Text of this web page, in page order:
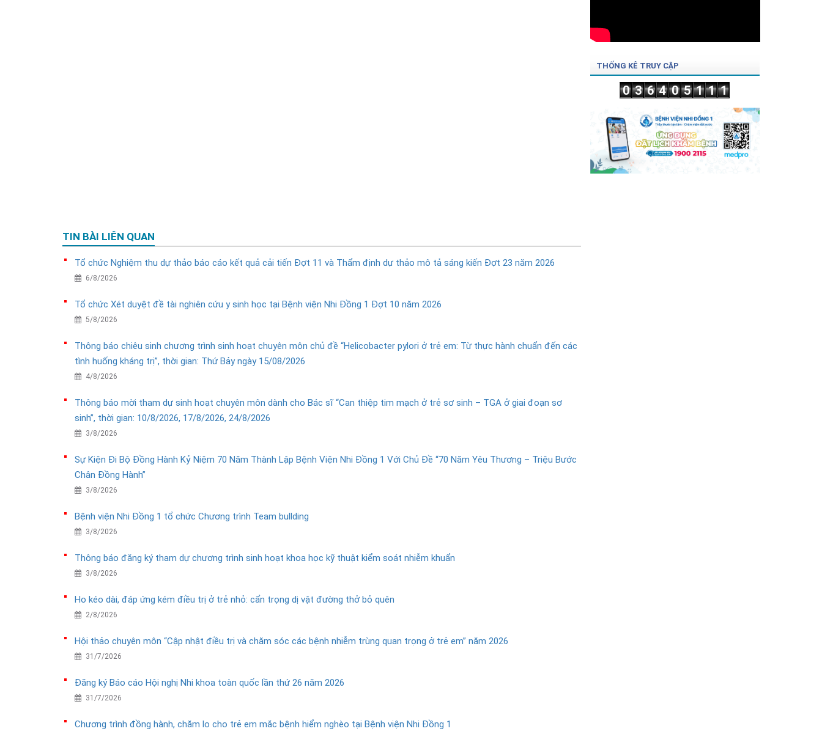
TIN BÀI LIÊN QUAN
Tổ chức Nghiệm thu dự thảo báo cáo kết quả cải tiến Đợt 11 và Thẩm định dự thảo mô tả sáng kiến Đợt 23 năm 2026
6/8/2026
Tổ chức Xét duyệt đề tài nghiên cứu y sinh học tại Bệnh viện Nhi Đồng 1 Đợt 10 năm 2026
5/8/2026
Thông báo chiêu sinh chương trình sinh hoạt chuyên môn chủ đề “Helicobacter pylori ở trẻ em: Từ thực hành chuẩn đến các
tình huống kháng trị”, thời gian: Thứ Bảy ngày 15/08/2026
4/8/2026
Thông báo mời tham dự sinh hoạt chuyên môn dành cho Bác sĩ “Can thiệp tim mạch ở trẻ sơ sinh – TGA ở giai đoạn sơ
sinh”, thời gian: 10/8/2026, 17/8/2026, 24/8/2026
3/8/2026
Sự Kiện Đi Bộ Đồng Hành Kỷ Niệm 70 Năm Thành Lập Bệnh Viện Nhi Đồng 1 Với Chủ Đề “70 Năm Yêu Thương – Triệu Bước
Chân Đồng Hành”
3/8/2026
Bệnh viện Nhi Đồng 1 tổ chức Chương trình Team bullding
3/8/2026
Thông báo đăng ký tham dự chương trình sinh hoạt khoa học kỹ thuật kiểm soát nhiễm khuẩn
3/8/2026
Ho kéo dài, đáp ứng kém điều trị ở trẻ nhỏ: cẩn trọng dị vật đường thở bỏ quên
2/8/2026
Hội thảo chuyên môn “Cập nhật điều trị và chăm sóc các bệnh nhiễm trùng quan trọng ở trẻ em” năm 2026
31/7/2026
Đăng ký Báo cáo Hội nghị Nhi khoa toàn quốc lần thứ 26 năm 2026
31/7/2026
Chương trình đồng hành, chăm lo cho trẻ em mắc bệnh hiểm nghèo tại Bệnh viện Nhi Đồng 1
THỐNG KÊ TRUY CẬP
0 3 6 4 0 5 1 1 1